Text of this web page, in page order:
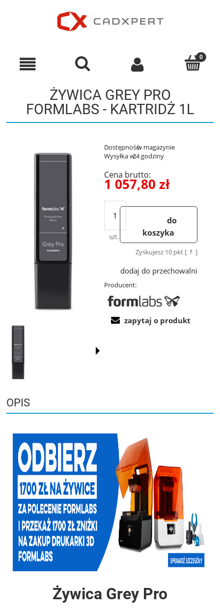
ŻYWICA GREY PRO
FORMLABS - KARTRIDŻ 1L
Dostępność:w magazynie
Wysyłka w:24 godziny
Cena brutto:
1 057,80 zł
szt.
do
koszyka
Zyskujesz 10pkt [ ? ]
dodaj do przechowalni
Producent:
zapytaj o produkt
OPIS
Żywica Grey Pro